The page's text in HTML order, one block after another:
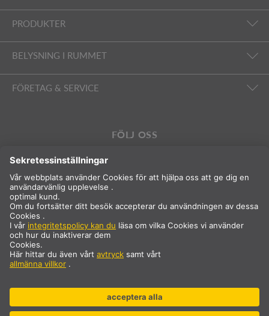
PRODUKTER
BELYSNING I RUMMET
FÖRETAG & SERVICE
FÖLJ OSS
Internationell
SV
Sverige
** Angivna värden är genomsnittliga leveranstider och avser
standardleveranser i fastlands-Europa och förutsatt att
beställningen inkommer senast kl. 13.00. Skrymmande artiklar,
såsom profiler och skensystem etc., kan ha längre leveranstider.